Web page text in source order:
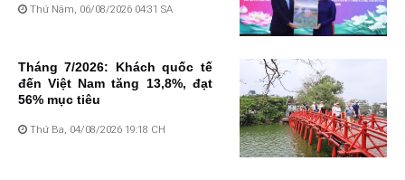
Thứ Năm, 06/08/2026 04:31 SA
Tháng 7/2026: Khách quốc tế
đến Việt Nam tăng 13,8%, đạt
56% mục tiêu
Thứ Ba, 04/08/2026 19:18 CH